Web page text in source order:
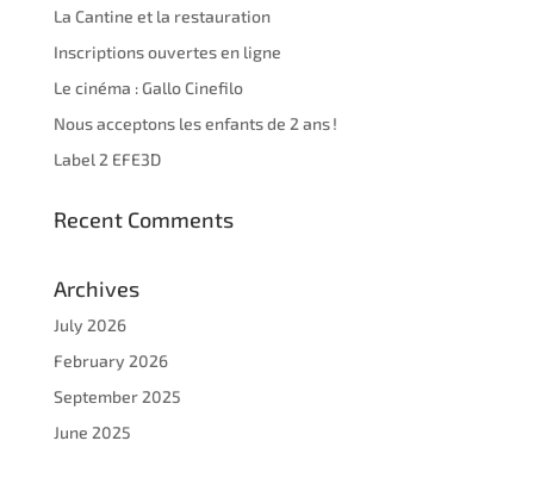
La Cantine et la restauration
Inscriptions ouvertes en ligne
Le cinéma : Gallo Cinefilo
Nous acceptons les enfants de 2 ans !
Label 2 EFE3D
Recent Comments
Archives
July 2026
February 2026
September 2025
June 2025